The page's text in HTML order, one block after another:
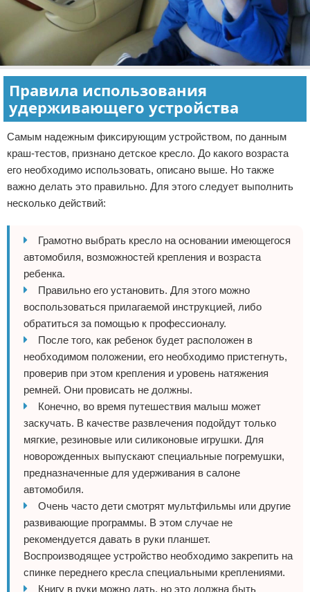
Правила использования
удерживающего устройства
Самым надежным фиксирующим устройством, по данным
краш-тестов, признано детское кресло. До какого возраста
его необходимо использовать, описано выше. Но также
важно делать это правильно. Для этого следует выполнить
несколько действий:
Грамотно выбрать кресло на основании имеющегося
автомобиля, возможностей крепления и возраста
ребенка.
Правильно его установить. Для этого можно
воспользоваться прилагаемой инструкцией, либо
обратиться за помощью к профессионалу.
После того, как ребенок будет расположен в
необходимом положении, его необходимо пристегнуть,
проверив при этом крепления и уровень натяжения
ремней. Они провисать не должны.
Конечно, во время путешествия малыш может
заскучать. В качестве развлечения подойдут только
мягкие, резиновые или силиконовые игрушки. Для
новорожденных выпускают специальные погремушки,
предназначенные для удерживания в салоне
автомобиля.
Очень часто дети смотрят мультфильмы или другие
развивающие программы. В этом случае не
рекомендуется давать в руки планшет.
Воспроизводящее устройство необходимо закрепить на
спинке переднего кресла специальными креплениями.
Книгу в руки можно дать, но это должна быть